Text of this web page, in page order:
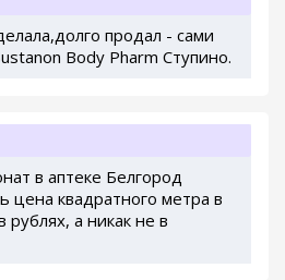
продал - сами
Body Pharm Ступино.
в аптеке Белгород
цена квадратного метра в
рублях, а никак не в